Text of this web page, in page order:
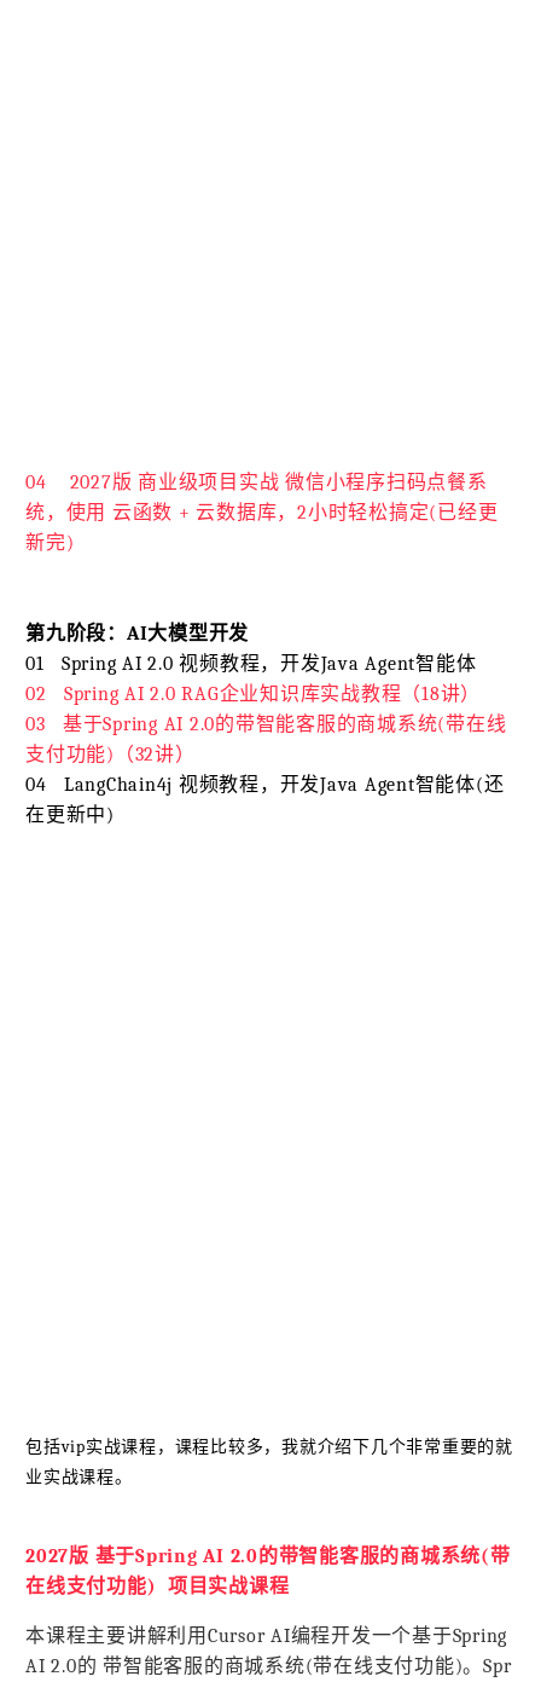
04 2027版 商业级项目实战 微信小程序扫码点餐系
统，使用 云函数 + 云数据库，2小时轻松搞定(已经更
新完)
第九阶段：AI大模型开发
01 Spring AI 2.0 视频教程，开发Java Agent智能体
02
Spring AI 2.0 RAG企业知识库实战教程（18讲）
03 基于Spring AI 2.0的带智能客服的商城系统(带在线
支付功能)（32讲）
04 LangChain4j 视频教程，开发Java Agent智能体(还
在更新中)
包括vip实战课程，课程比较多，我就介绍下几个非常重要的就
业实战课程。
2027版 基于Spring AI 2.0的带智能客服的商城系统(带
在线支付功能)
项目实战课程
本课程主要讲解利用Cursor AI编程开发一个基于Spring
AI 2.0的 带智能客服的商城系统(带在线支付功能)。Spr